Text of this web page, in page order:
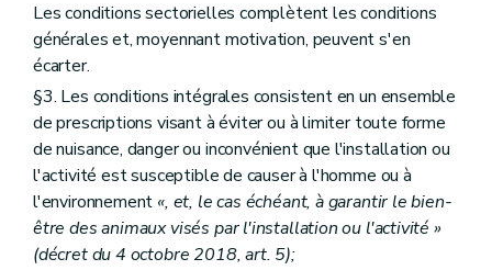
Les conditions sectorielles complètent les conditions
générales et, moyennant motivation, peuvent s'en
écarter.
§3. Les conditions intégrales consistent en un ensemble
de prescriptions visant à éviter ou à limiter toute forme
de nuisance, danger ou inconvénient que l'installation ou
l'activité est susceptible de causer à l'homme ou à
l'environnement «, et, le cas échéant, à garantir le bien-
être des animaux visés par l'installation ou l'activité »
(décret du 4 octobre 2018, art. 5);